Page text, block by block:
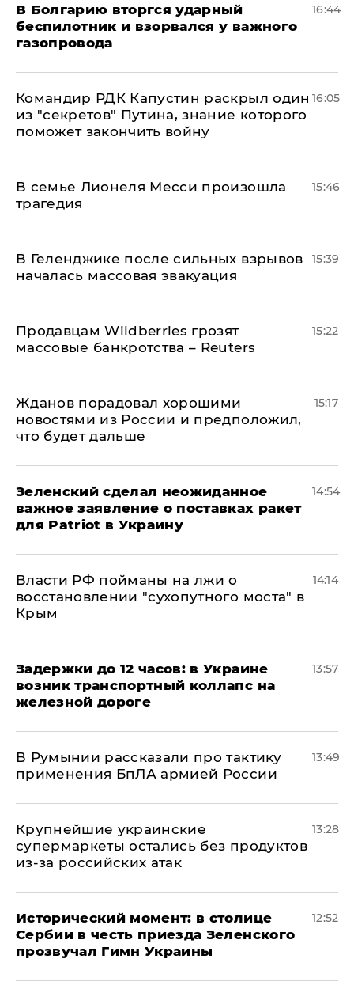
В Болгарию вторгся ударный
беспилотник и взорвался у важного
газопровода
16:44
Командир РДК Капустин раскрыл один
из "секретов" Путина, знание которого
поможет закончить войну
16:05
В семье Лионеля Месси произошла
трагедия
15:46
В Геленджике после сильных взрывов
началась массовая эвакуация
15:39
Продавцам Wildberries грозят
массовые банкротства – Reuters
15:22
Жданов порадовал хорошими
новостями из России и предположил,
что будет дальше
15:17
Зеленский сделал неожиданное
важное заявление о поставках ракет
для Patriot в Украину
14:54
Власти РФ пойманы на лжи о
восстановлении "сухопутного моста" в
Крым
14:14
Задержки до 12 часов: в Украине
возник транспортный коллапс на
железной дороге
13:57
В Румынии рассказали про тактику
применения БпЛА армией России
13:49
Крупнейшие украинские
супермаркеты остались без продуктов
из-за российских атак
13:28
Исторический момент: в столице
Сербии в честь приезда Зеленского
прозвучал Гимн Украины
12:52